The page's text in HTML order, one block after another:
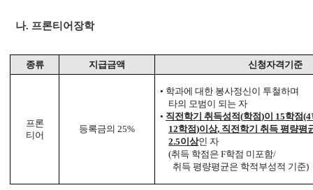
나. 프론티어장학
종류 지급금액 신청자격기준
프론
티어
등록금의 25%
• 학과에 대한 봉사정신이 투철하며
타의 모범이 되는 자
• 직전학기 취득성적(학점)이 15학점(4
12학점)이상, 직전학기 취득 평량평
2.5이상인 자
(취득 학점은 F학점 미포함/
취득 평량평균은 학적부성적 기준)